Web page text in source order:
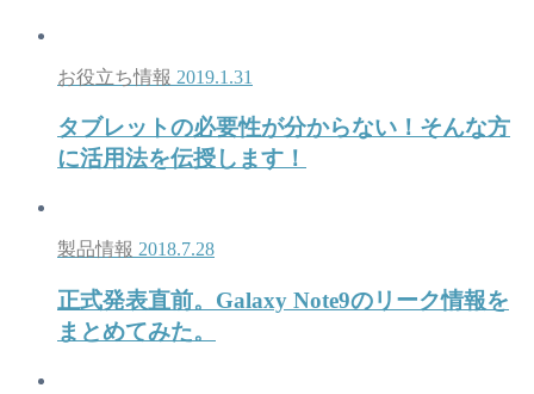
お役立ち情報 2019.1.31
タブレットの必要性が分からない！そんな方
に活用法を伝授します！
製品情報 2018.7.28
正式発表直前。Galaxy Note9のリーク情報を
まとめてみた。